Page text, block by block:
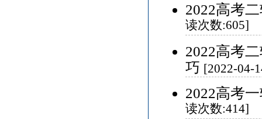
2022高考
读次数:605]
2022高考
巧 [2022-04-
2022高考
读次数:414]